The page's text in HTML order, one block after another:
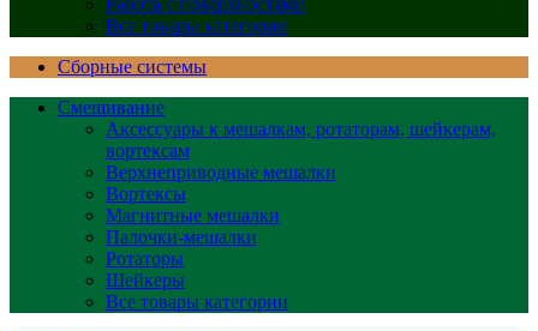
Работа с поверхностями
Все товары категории
Сборные системы
Смешивание
Аксессуары к мешалкам, ротаторам, шейкерам,
вортексам
Верхнеприводные мешалки
Вортексы
Магнитные мешалки
Палочки-мешалки
Ротаторы
Шейкеры
Все товары категории